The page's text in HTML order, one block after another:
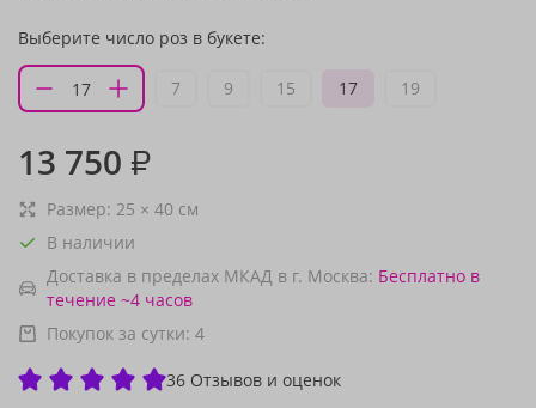
Выберите число роз в букете:
7 9 15 17 19
13 750 ₽
Размер: 25 × 40 см
В наличии
Доставка в пределах МКАД в г. Москва: Бесплатно в
течение ~4 часов
Покупок за сутки: 4
36 Отзывов и оценок